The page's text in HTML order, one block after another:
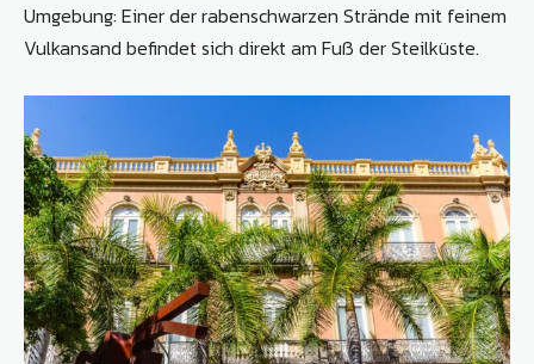
Umgebung: Einer der rabenschwarzen Strände mit feinem
Vulkansand befindet sich direkt am Fuß der Steilküste.